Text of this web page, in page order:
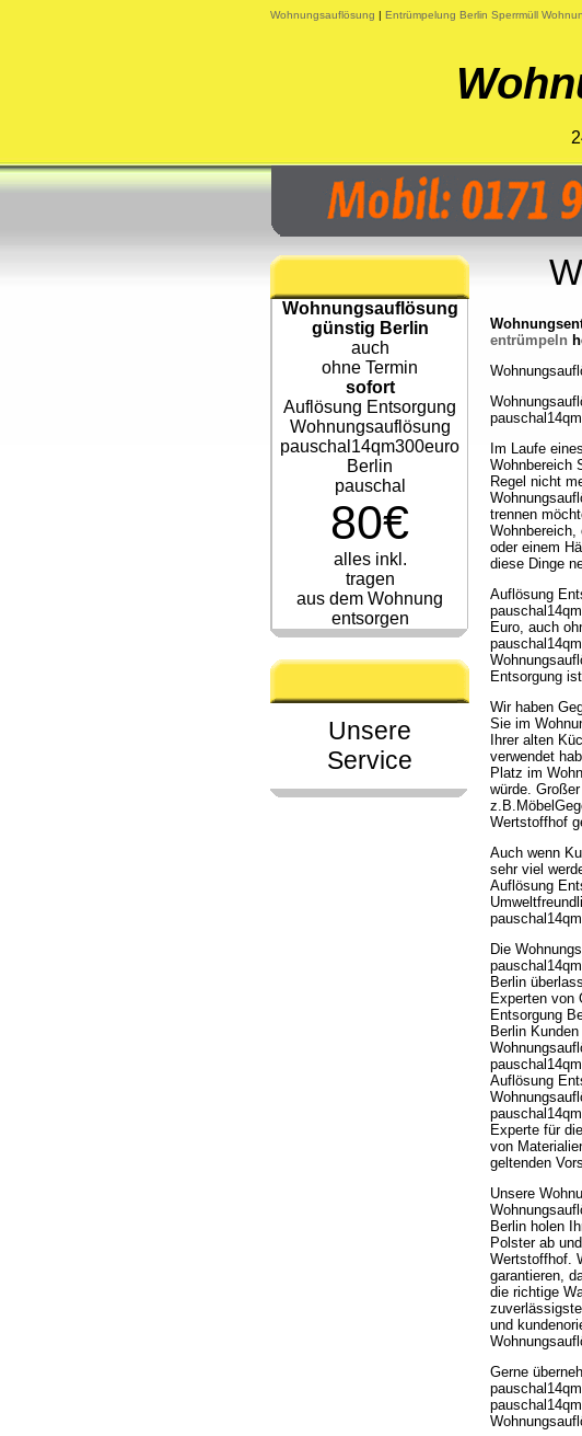
Wohnungsauflösung | Entrümpelung Berlin Sperrmüll
Wohnungsauflösung
günstig Berlin
auch
ohne Termin
sofort
Auflösung Entsorgung
Wohnungsauflösung
pauschal14qm300euro
Berlin
pauschal
80€
alles inkl.
tragen
aus dem Wohnung
entsorgen
Unsere
Service
entrümpeln
Im Laufe
Wohnbereich
Regel nicht
trennen
Wohnbereich,
oder einem
diese Dinge
Auflösung
Euro, auch
Entsorgung
Wir haben
Sie im
Ihrer alten
verwendet
Platz im
würde.
Wertstoffhof
Auch wenn
sehr viel
Auflösung
Die
Berlin
Experten von
Entsorgung
Berlin
Auflösung
Experte für
von
geltenden
Unsere
Berlin holen
Polster ab
Wertstoffhof.
garantieren,
die richtige
und
Gerne